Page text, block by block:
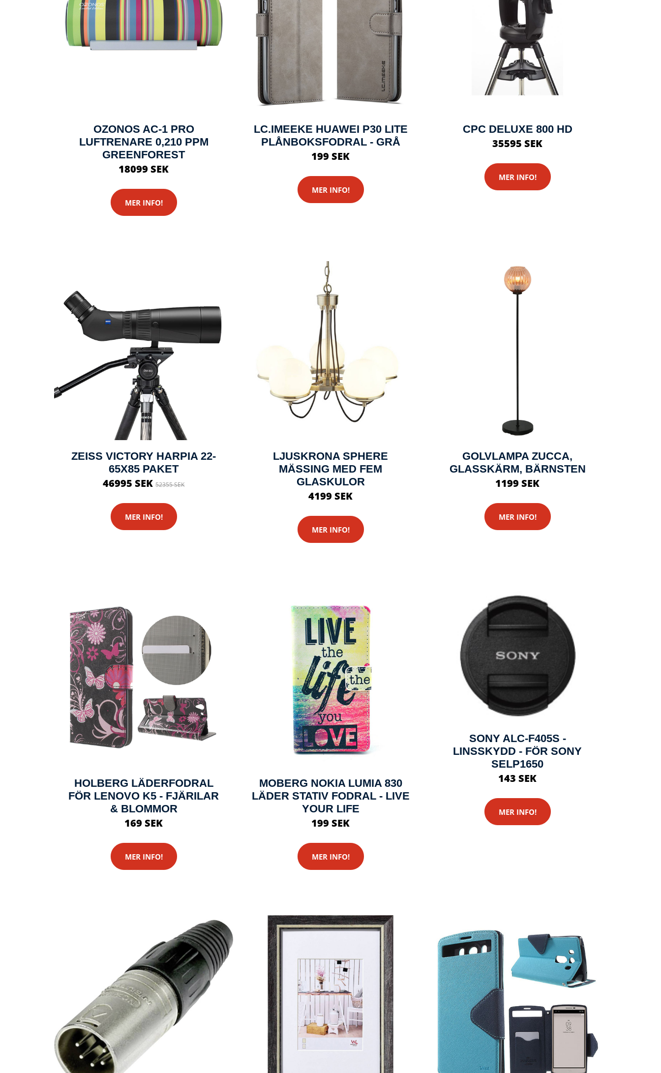
OZONOS AC-1 PRO
LUFTRENARE 0,210 PPM
GREENFOREST
18099 SEK
MER INFO!
LC.IMEEKE HUAWEI P30 LITE
PLÅNBOKSFODRAL - GRÅ
199 SEK
MER INFO!
CPC DELUXE 800 HD
35595 SEK
MER INFO!
ZEISS VICTORY HARPIA 22-
65X85 PAKET
46995 SEK 52355 SEK
MER INFO!
LJUSKRONA SPHERE
MÄSSING MED FEM
GLASKULOR
4199 SEK
MER INFO!
GOLVLAMPA ZUCCA,
GLASSKÄRM, BÄRNSTEN
1199 SEK
MER INFO!
HOLBERG LÄDERFODRAL
FÖR LENOVO K5 - FJÄRILAR
& BLOMMOR
169 SEK
MER INFO!
MOBERG NOKIA LUMIA 830
LÄDER STATIV FODRAL - LIVE
YOUR LIFE
199 SEK
MER INFO!
SONY ALC-F405S -
LINSSKYDD - FÖR SONY
SELP1650
143 SEK
MER INFO!